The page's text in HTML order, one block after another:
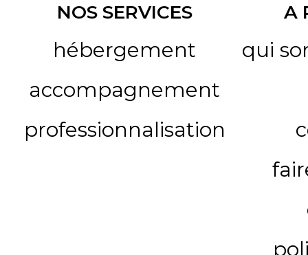
NOS SERVICES
hébergement
accompagnement
professionnalisation
A
qui